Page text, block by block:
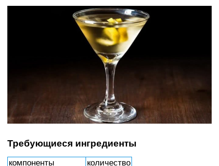
Требующиеся ингредиенты
компоненты
количество